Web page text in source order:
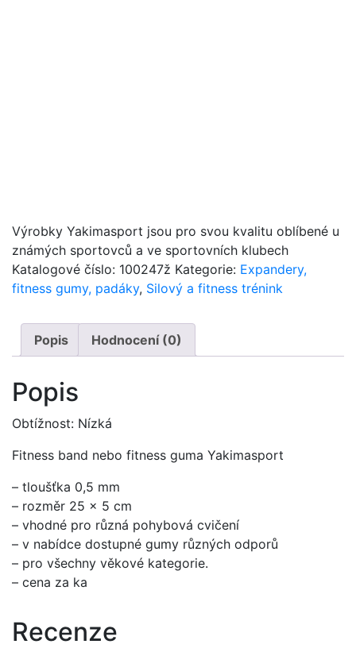
Výrobky Yakimasport jsou pro svou kvalitu oblíbené u
známých sportovců a ve sportovních klubech
Katalogové číslo: 100247ž Kategorie: Expandery,
fitness gumy, padáky, Silový a fitness trénink
Popis Hodnocení (0)
Popis
Obtížnost: Nízká
Fitness band nebo fitness guma Yakimasport
– tloušťka 0,5 mm
– rozměr 25 x 5 cm
– vhodné pro různá pohybová cvičení
– v nabídce dostupné gumy různých odporů
– pro všechny věkové kategorie.
– cena za ka
Recenze